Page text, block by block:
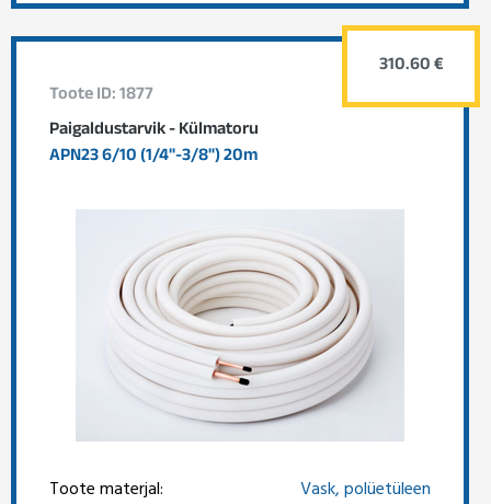
Toote ID: 1877
Paigaldustarvik - Külmatoru
APN23 6/10 (1/4"-3/8") 20m
Toote materjal: Vask, polüetüleen
310.60 €